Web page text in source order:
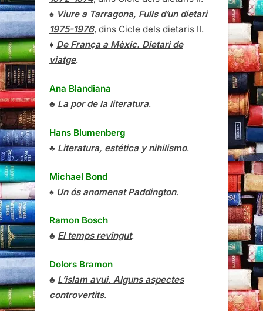
♠ Viure a Tarragona, Fulls d’un dietari
1975-1976, dins Cicle dels dietaris II.
♦ De França a Mèxic. Dietari de
viatge.
Ana Blandiana
♣ La por de la literatura.
Hans Blumenberg
♣ Literatura, estética y nihilismo.
Michael Bond
♠ Un ós anomenat Paddington.
Ramon Bosch
♣ El temps revingut.
Dolors Bramon
♣ L’islam avui. Alguns aspectes
controvertits.